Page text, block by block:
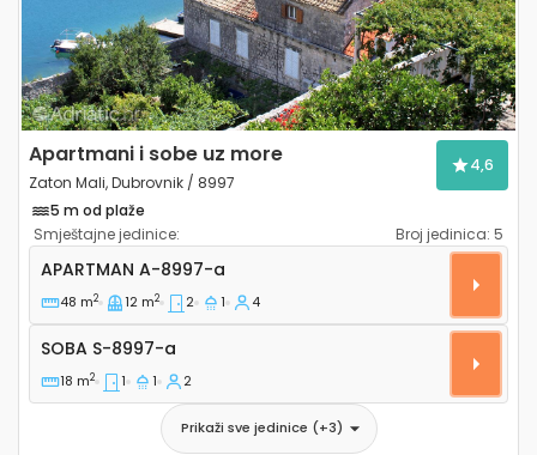
Apartmani i sobe uz more
Zaton Mali, Dubrovnik / 8997
4,6
5 m od plaže
Smještajne jedinice:
Broj jedinica: 5
Dvosobni apartman Zaton Mali, Dubrovnik A-8997-a
APARTMAN A-8997-a
48 m2 12 m2 2 1 4
Soba S-8997-a
SOBA S-8997-a
18 m2 1 1 2
Prikaži sve jedinice (+3)